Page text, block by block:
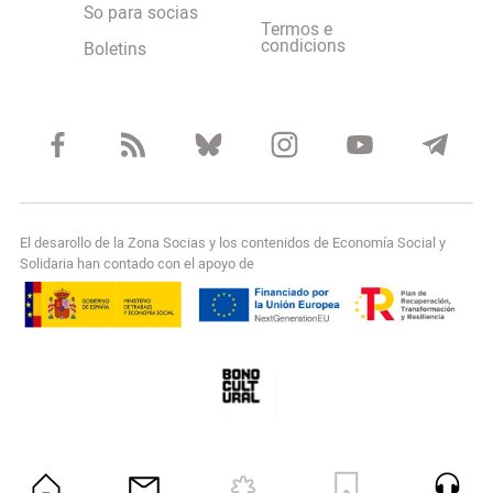
So para socias
Boletins
Termos e
condicions
El desarollo de la Zona Socias y los contenidos de Economía Social y
Solidaria han contado con el apoyo de